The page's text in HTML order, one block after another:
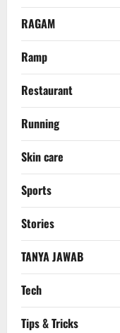
RAGAM
Ramp
Restaurant
Running
Skin care
Sports
Stories
TANYA JAWAB
Tech
Tips & Tricks